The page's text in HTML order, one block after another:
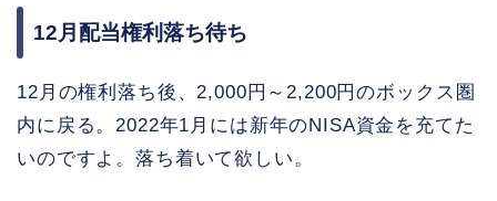
12月配当権利落ち待ち
12月の権利落ち後、2,000円～2,200円のボックス圏
内に戻る。2022年1月には新年のNISA資金を充てた
いのですよ。落ち着いて欲しい。